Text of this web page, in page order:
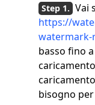
Vai
https://
basso fino
bisogno